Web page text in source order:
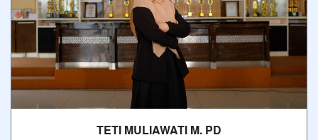
TETI MULIAWATI M. PD